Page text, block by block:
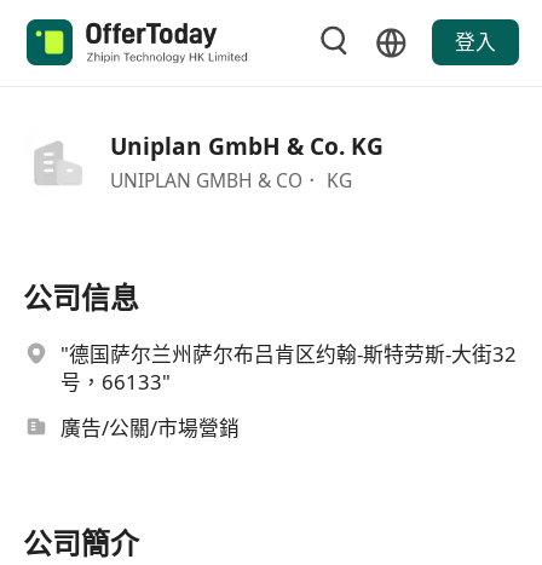
登入
Uniplan GmbH & Co. KG
UNIPLAN GMBH & CO． KG
公司信息
"德国萨尔兰州萨尔布吕肯区约翰-斯特劳斯-大街32
号，66133"
廣告/公關/市場營銷
公司簡介